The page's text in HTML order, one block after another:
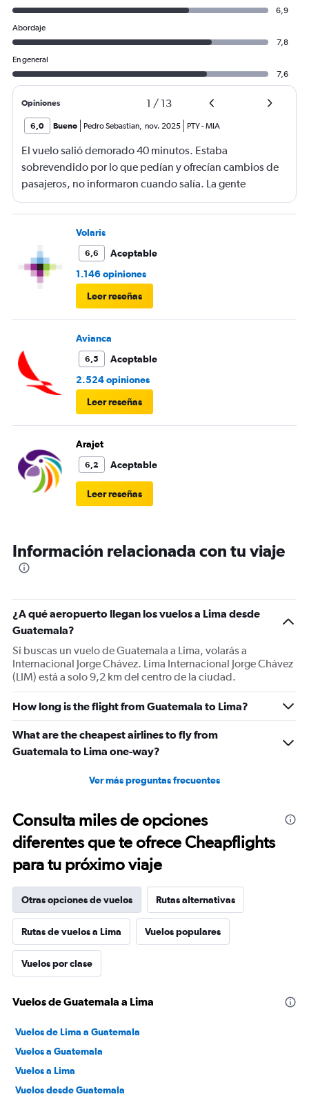
6,9
Abordaje
7,8
En general
7,6
Opiniones 1 / 13
6,0 Bueno Pedro Sebastian, nov. 2025 PTY-MIA
El vuelo salió demorado 40 minutos. Estaba
sobrevendido por lo que pedían y ofrecían cambios de
pasajeros, no informaron cuando salía. La gente
haciendo filas larguísimas para no quedarse sin viajar.
Mucha maleta de mano no había lugar. En mi caso se
terminó la comida me ofrecieron un solo menú.
Volaris
6,6
Aceptable
1.146 opiniones
Leer reseñas
Avianca
6,5
Aceptable
2.524 opiniones
Leer reseñas
Arajet
6,2 Aceptable
Leer reseñas
Información relacionada con tu viaje
¿A qué aeropuerto llegan los vuelos a Lima desde
Guatemala?
Si buscas un vuelo de Guatemala a Lima, volarás a
Internacional Jorge Chávez. Lima Internacional Jorge Chávez
(LIM) está a solo 9,2 km del centro de la ciudad.
How long is the flight from Guatemala to Lima?
What are the cheapest airlines to fly from
Guatemala to Lima one-way?
Ver más preguntas frecuentes
Consulta miles de opciones
diferentes que te ofrece Cheapflights
para tu próximo viaje
Otras opciones de vuelos Rutas alternativas
Rutas de vuelos a Lima Vuelos populares
Vuelos por clase
Vuelos de Guatemala a Lima
Vuelos de Lima a Guatemala
Vuelos a Guatemala
Vuelos a Lima
Vuelos desde Guatemala